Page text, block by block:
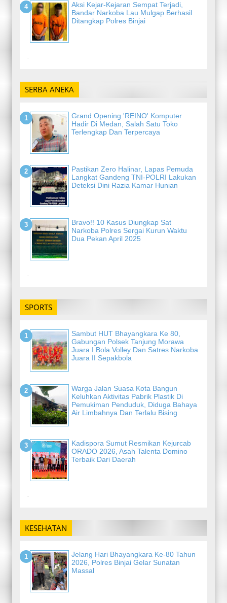
Aksi Kejar-Kejaran Sempat Terjadi,
Bandar Narkoba Lau Mulgap Berhasil
Ditangkap Polres Binjai
-
SERBA ANEKA
Grand Opening 'REINO' Komputer
Hadir Di Medan, Salah Satu Toko
Terlengkap Dan Terpercaya
Pastikan Zero Halinar, Lapas Pemuda
Langkat Gandeng TNI-POLRI Lakukan
Deteksi Dini Razia Kamar Hunian
Bravo!! 10 Kasus Diungkap Sat
Narkoba Polres Sergai Kurun Waktu
Dua Pekan April 2025
-
SPORTS
Sambut HUT Bhayangkara Ke 80,
Gabungan Polsek Tanjung Morawa
Juara I Bola Volley Dan Satres Narkoba
Juara II Sepakbola
Warga Jalan Suasa Kota Bangun
Keluhkan Aktivitas Pabrik Plastik Di
Pemukiman Penduduk, Diduga Bahaya
Air Limbahnya Dan Terlalu Bising
Kadispora Sumut Resmikan Kejurcab
ORADO 2026, Asah Talenta Domino
Terbaik Dari Daerah
-
KESEHATAN
Jelang Hari Bhayangkara Ke-80 Tahun
2026, Polres Binjai Gelar Sunatan
Massal